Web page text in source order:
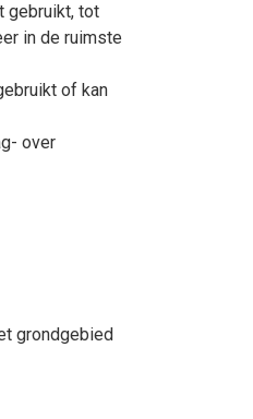
gebruikt, tot
in de ruimste
of kan
over
grondgebied